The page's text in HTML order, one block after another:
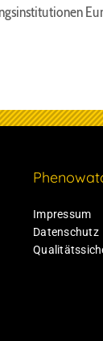
Impressum
Datenschutz